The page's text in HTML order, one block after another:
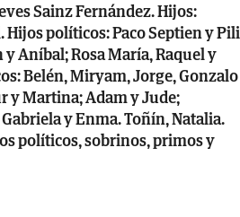
Sainz Fernández. Hijos:
políticos: Paco Septien y Pili
y Aníbal; Rosa María, Raquel y
Belén, Miryam, Jorge, Gonzalo
y Martina; Adam y Jude;
y Enma. Toñín, Natalia.
políticos, sobrinos, primos y